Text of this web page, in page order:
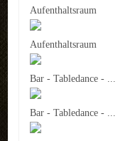
Aufenthaltsraum
Aufenthaltsraum
Bar - Tabledance - ...
Bar - Tabledance - ...